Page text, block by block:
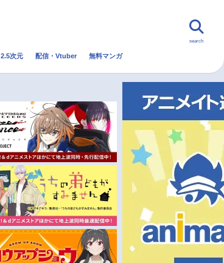
トレンド 無料マンガ
秋アニメ
冬アニメ
search
2.5次元 配信・Vtuber 無料マンガ